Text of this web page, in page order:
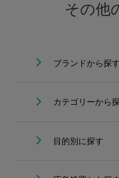
その他
ブランドから探す
カテゴリーから
目的別に探す